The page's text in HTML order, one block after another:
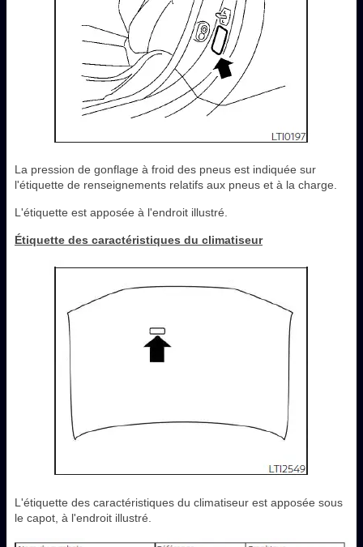
La pression de gonflage à froid des pneus est indiquée sur
l'étiquette de renseignements relatifs aux pneus et à la charge.
L'étiquette est apposée à l'endroit illustré.
Étiquette des caractéristiques du climatiseur
L'étiquette des caractéristiques du climatiseur est apposée sous
le capot, à l'endroit illustré.